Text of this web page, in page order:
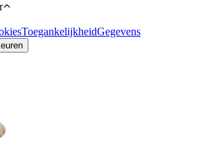
ToegankelijkheidGegevens